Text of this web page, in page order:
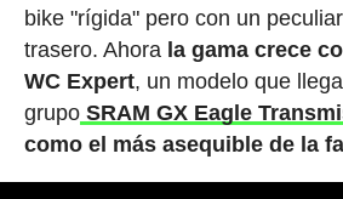
bike "rígida" pero con un
trasero. Ahorala gama crece
WC Expert, un modelo que
grupoSRAM GX Eagle
como el más asequible de la